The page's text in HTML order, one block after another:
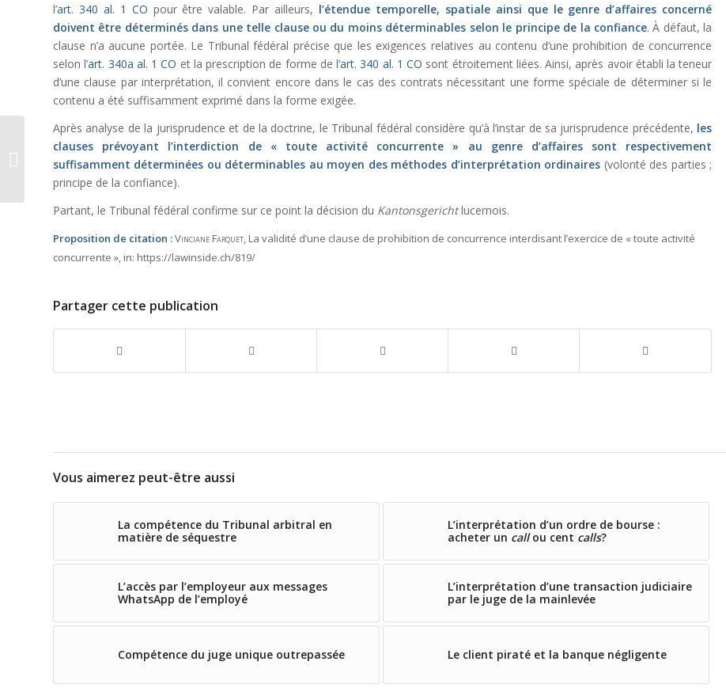
l’art. 340 al. 1 CO pour être valable. Par ailleurs, l’étendue temporelle, spatiale ainsi que le genre d’affaires concerné
doivent être déterminés dans une telle clause ou du moins déterminables selon le principe de la confiance. À défaut, la
clause n’a aucune portée. Le Tribunal fédéral précise que les exigences relatives au contenu d’une prohibition de concurrence
selon l’art. 340a al. 1 CO et la prescription de forme de l’art. 340 al. 1 CO sont étroitement liées. Ainsi, après avoir établi la teneur
d’une clause par interprétation, il convient encore dans le cas des contrats nécessitant une forme spéciale de déterminer si le
contenu a été suffisamment exprimé dans la forme exigée.
Après analyse de la jurisprudence et de la doctrine, le Tribunal fédéral considère qu’à l’instar de sa jurisprudence précédente, les
clauses prévoyant l’interdiction de « toute activité concurrente » au genre d’affaires sont respectivement
suffisamment déterminées ou déterminables au moyen des méthodes d’interprétation ordinaires (volonté des parties ;
principe de la confiance).
Partant, le Tribunal fédéral confirme sur ce point la décision du Kantonsgerichtlucernois.
Proposition de citation :Vinciane Farquet , La validité d’une clause de prohibition de concurrence interdisant l’exercice de « toute activité
concurrente », in: https://lawinside.ch/819/
Partager cette publication
Vous aimerez peut-être aussi
La compétence du Tribunal arbitral en
matière de séquestre
L’interprétation d’un ordre de bourse :
acheter un callou cent calls?
L’accès par l’employeur aux messages
WhatsApp de l’employé
L’interprétation d’une transaction judiciaire
par le juge de la mainlevée
Compétence du juge unique outrepassée Le client piraté et la banque négligente
La réduction de
l’imputation forfaitaire
d’impôt pour une
société bénéficiant...